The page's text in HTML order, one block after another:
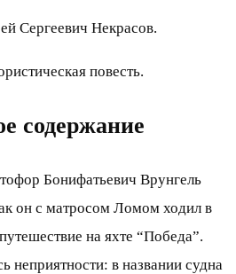
Сергеевич Некрасов.
повесть.
содержание
Бонифатьевич Врунгель
он с матросом Ломом ходил в
на яхте “Победа”.
неприятности: в названии судна